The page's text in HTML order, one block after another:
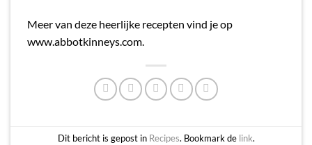
Meer van deze heerlijke recepten vind je op
www.abbotkinneys.com.
Dit bericht is gepost in Recipes. Bookmark de link.